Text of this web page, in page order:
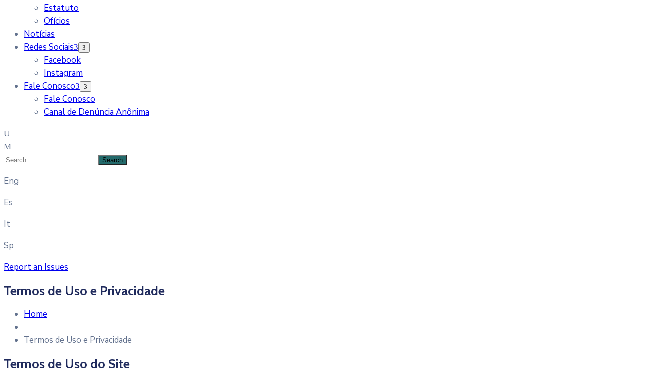
Estatuto
Ofícios
Notícias
Redes Sociais
Facebook
Instagram
Fale Conosco
Fale Conosco
Canal de Denúncia Anônima
Eng
Es
It
Sp
Report an Issues
Termos de Uso e Privacidade
Home
Termos de Uso e Privacidade
Termos de Uso do Site